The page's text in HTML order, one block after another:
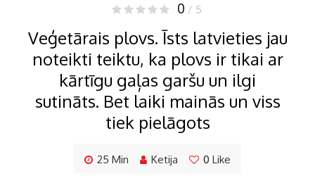
0 / 5
Veģetārais plovs. Īsts latvieties jau
noteikti teiktu, ka plovs ir tikai ar
kārtīgu gaļas garšu un ilgi
sutināts. Bet laiki mainās un viss
tiek pielāgots
25 Min Ketija 0 Like